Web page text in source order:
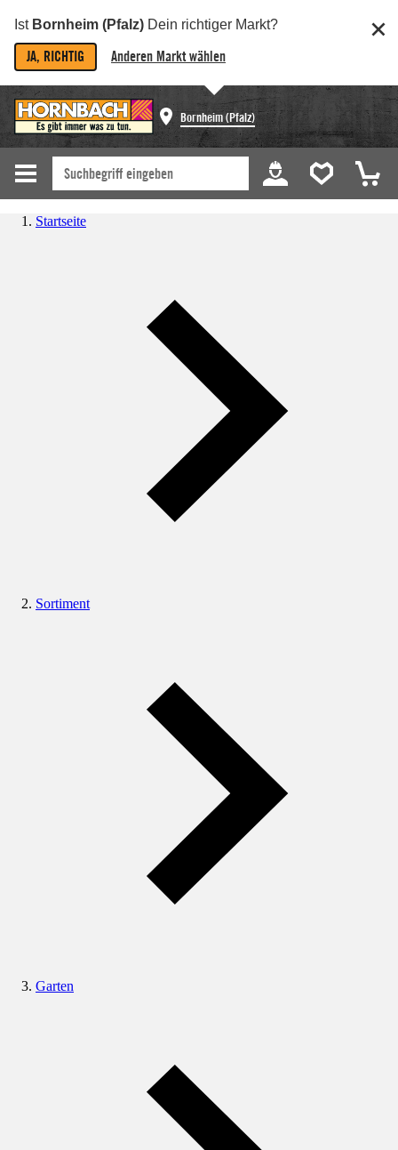
Ist Bornheim (Pfalz) Dein richtiger Markt?
JA, RICHTIG Anderen Markt wählen
Bornheim (Pfalz)
Startseite
Sortiment
Garten